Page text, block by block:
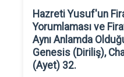
Hazreti Yusuf'un
Yorumlaması ve
Aynı Anlamda
Genesis (Diriliş),
(Ayet) 32.